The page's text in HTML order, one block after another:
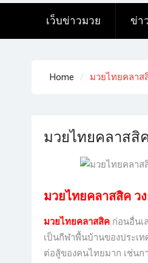
เว็บข่าวมวย ข่า
Home มวยไทยคลาส
มวยไทยคลาสสิ
มวยไทยคลาสสิค ว
มวยไทยคลาสสิค ก่อนอื่นเ
เป็นกีฬาพื้นบ้านของประเท
ต่อสู้ของคนไทยมาก เช่นก